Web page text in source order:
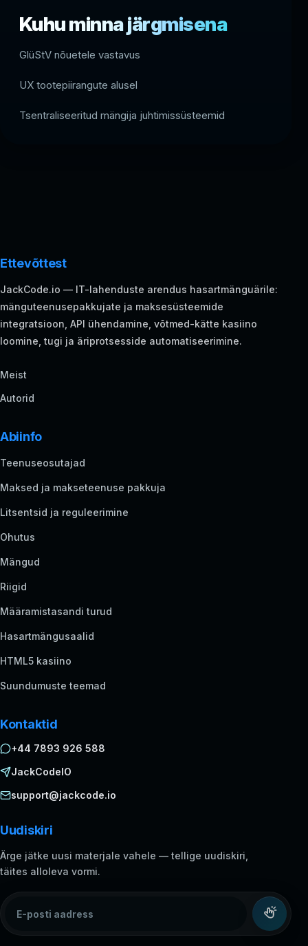
Kuhu minna järgmisena
GlüStV nõuetele vastavus
UX tootepiirangute alusel
Tsentraliseeritud mängija juhtimissüsteemid
Ettevõttest
JackCode.io — IT-lahenduste arendus hasartmänguärile:
mänguteenusepakkujate ja maksesüsteemide
integratsioon, API ühendamine, võtmed-kätte kasiino
loomine, tugi ja äriprotsesside automatiseerimine.
Meist
Autorid
Abiinfo
Teenuseosutajad
Maksed ja makseteenuse pakkuja
Litsentsid ja reguleerimine
Ohutus
Mängud
Riigid
Määramistasandi turud
Hasartmängusaalid
HTML5 kasiino
Suundumuste teemad
Kontaktid
+44 7893 926 588
JackCodeIO
support@jackcode.io
Uudiskiri
Ärge jätke uusi materjale vahele — tellige uudiskiri,
täites alloleva vormi.